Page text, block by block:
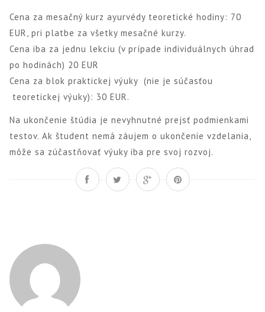
Cena za mesačný kurz ayurvédy teoretické hodiny: 70
EUR, pri platbe za všetky mesačné kurzy.
Cena iba za jednu lekciu (v prípade individuálnych úhrad
po hodinách) 20 EUR
Cena za blok praktickej výuky (nie je súčasťou
teoretickej výuky): 30 EUR.
Na ukončenie štúdia je nevyhnutné prejsť podmienkami
testov. Ak študent nemá záujem o ukončenie vzdelania,
môže sa zúčastňovať výuky iba pre svoj rozvoj.